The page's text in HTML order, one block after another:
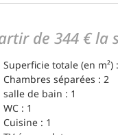
de 344 € la
Superficie totale (en m²)
Chambres séparées : 2
salle de bain : 1
WC : 1
Cuisine : 1